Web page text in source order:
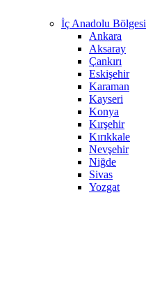
İç Anadolu Bölgesi
Ankara
Aksaray
Çankırı
Eskişehir
Karaman
Kayseri
Konya
Kırşehir
Kırıkkale
Nevşehir
Niğde
Sivas
Yozgat